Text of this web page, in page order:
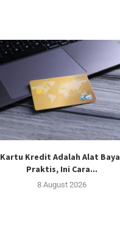
Kartu Kredit Adalah Alat
Praktis, Ini Cara...
8 August 2026